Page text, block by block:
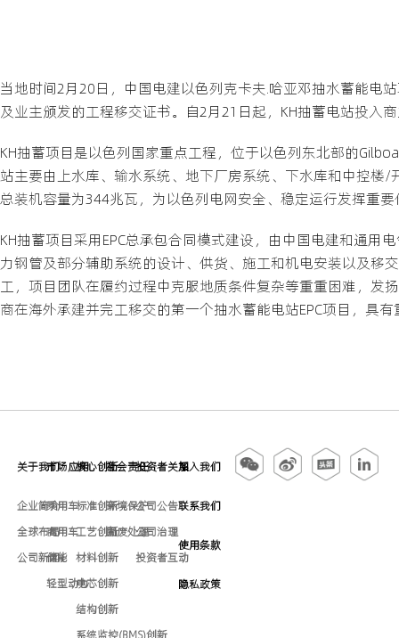
当地时间2月20日，中国电建以色列克卡夫.哈亚邓抽水蓄能
及业主颁发的工程移交证书。自2月21日起，KH抽蓄电站投入
KH抽蓄项目是以色列国家重点工程，位于以色列东北部的
站主要由上水库、输水系统、地下厂房系统、下水库和中控楼
总装机容量为344兆瓦，为以色列电网安全、稳定运行发挥重要
KH抽蓄项目采用EPC总承包合同模式建设，由中国电建和通用
力钢管及部分辅助系统的设计、供货、施工和机电安装以及移
工，项目团队在履约过程中克服地质条件复杂等重重困难，发
商在海外承建并完工移交的第一个抽水蓄能电站EPC项目，具
关于我们
企业简介
全球布局
公司新闻
市场应用
乘用车
商用车
储能
轻型动力
核心创新
标准创新
工艺创新
材料创新
电芯创新
结构创新
系统监控(BMS)创新
社会责任
环境保护
固废处理
投资者关系
公司公告
公司治理
投资者互动
加入我们
联系我们
使用条款
隐私政策